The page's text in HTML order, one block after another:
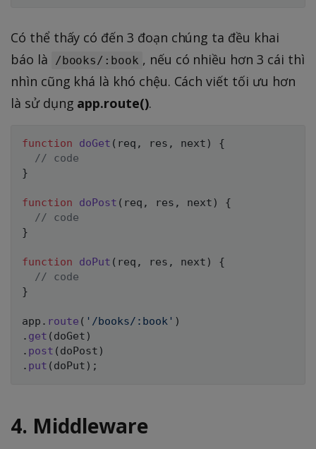
Có thể thấy có đến 3 đoạn chúng ta đều khai
báo là
/books/:book , nếu có nhiều hơn 3 cái thì
nhìn cũng khá là khó chệu. Cách viết tối ưu hơn
là sử dụng app.route().
function doGet ( req , res , next )
{
// code
}
function doPost ( req , res , next )
{
// code
}
function doPut ( req , res , next )
{
// code
}
app . route ( '/books/:book' )
. get ( doGet )
. post ( doPost )
. put ( doPut ) ;
4. Middleware